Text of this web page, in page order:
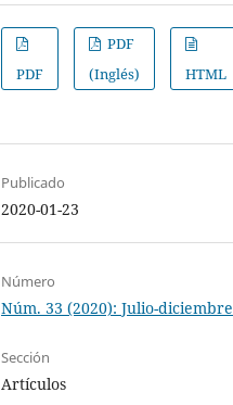
PDF
PDF
(Inglés)
HTML
Publicado
2020-01-23
Número
Núm. 33 (2020): Julio-diciembre
Sección
Artículos